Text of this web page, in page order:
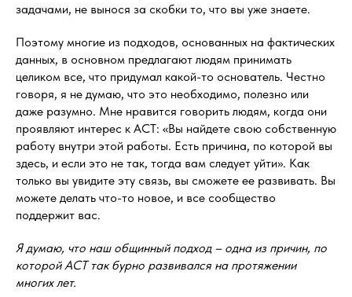
задачами, не вынося за скобки то, что вы уже знаете.
Поэтому многие из подходов, основанных на фактических
данных, в основном предлагают людям принимать
целиком все, что придумал какой-то основатель. Честно
говоря, я не думаю, что это необходимо, полезно или
даже разумно. Мне нравится говорить людям, когда они
проявляют интерес к ACT: «Вы найдете свою собственную
работу внутри этой работы. Есть причина, по которой вы
здесь, и если это не так, тогда вам следует уйти». Как
только вы увидите эту связь, вы сможете ее развивать. Вы
можете делать что-то новое, и все сообщество
поддержит вас.
Я думаю, что наш общинный подход – одна из причин, по
которой ACT так бурно развивался на протяжении
многих лет.